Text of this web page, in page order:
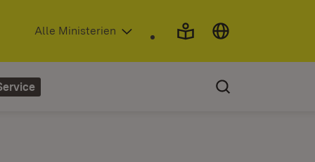
(Öffnet in neuem Fenster)
Alle Ministerien